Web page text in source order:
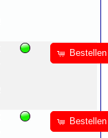
Bestellen
Bestellen